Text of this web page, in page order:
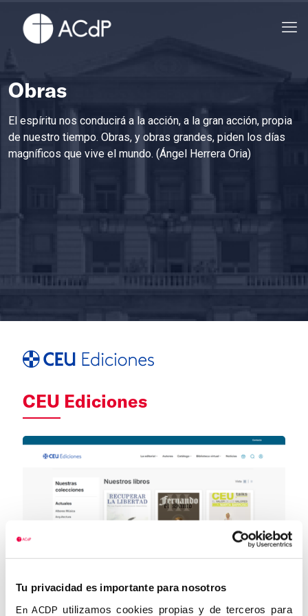
Tu privacidad es importante para nosotros
En ACDP utilizamos cookies propias y de terceros para
Obras
El espíritu nos conducirá a la acción, a la gran acción, propia
de nuestro tiempo. Obras, y obras grandes, piden los días
magníficos que vive el mundo. (Ángel Herrera Oria)
CEU Ediciones